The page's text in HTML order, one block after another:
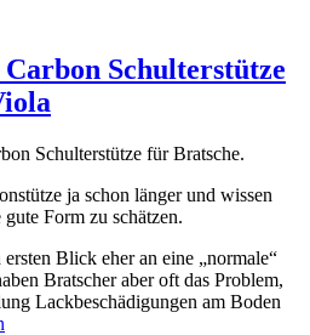
Schulterstütze
Schulterstütze für Bratsche.
ja schon länger und wissen
Form zu schätzen.
Blick eher an eine „normale“
Bratscher aber oft das Problem,
Lackbeschädigungen am Boden